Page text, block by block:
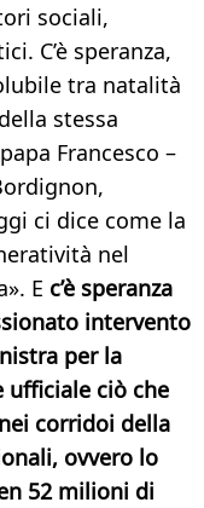
sociali,
C’è speranza,
tra natalità
stessa
Francesco –
ci dice come la
nel
E c’è speranza
intervento
per la
ufficiale ciò che
corridoi della
ovvero lo
52 milioni di